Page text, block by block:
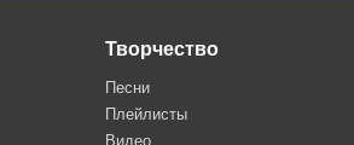
Творчество
Песни
Плейлисты
Видео